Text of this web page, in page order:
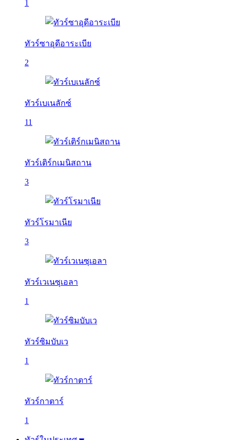
1
ทัวร์ซาอุดีอาระเบีย
2
ทัวร์เบเนลักซ์
11
ทัวร์เติร์กเมนิสถาน
3
ทัวร์โรมาเนีย
3
ทัวร์เวเนซุเอลา
1
ทัวร์ซิมบับเว
1
ทัวร์กาตาร์
1